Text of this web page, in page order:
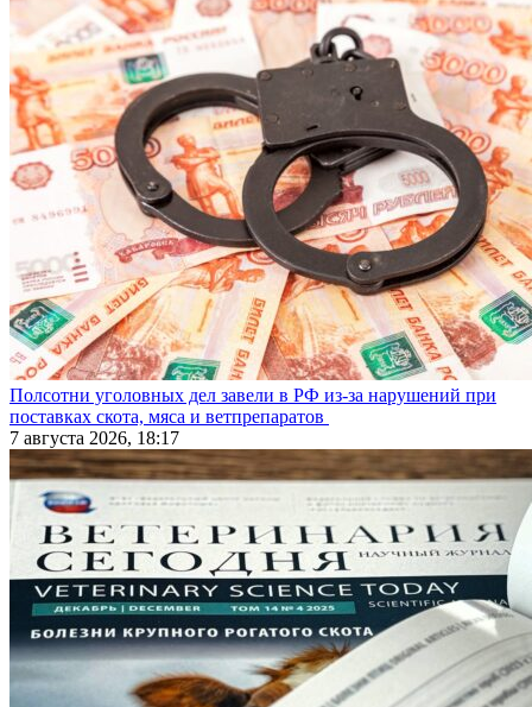
Полсотни уголовных дел завели в РФ из-за нарушений при
поставках скота, мяса и ветпрепаратов
7 августа 2026, 18:17